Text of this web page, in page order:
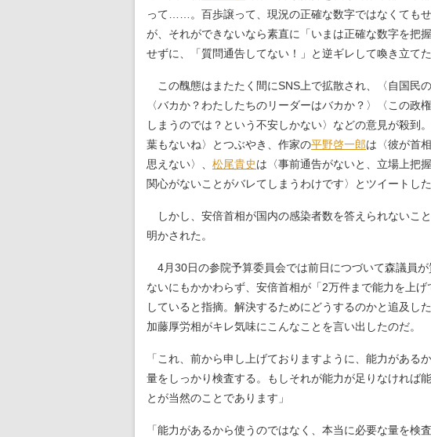
って……。百歩譲って、現況の正確な数字ではなくても
が、それができないなら素直に「いまは正確な数字を把
せずに、「質問通告してない！」と逆ギレして喚き立てた
この醜態はまたたく間にSNS上で拡散され、〈自国民
〈バカか？わたしたちのリーダーはバカか？〉〈この政
しまうのでは？という不安しかない〉などの意見が殺到
葉もないね〉とつぶやき、作家の平野啓一郎は〈彼が首
思えない〉、 松尾貴史は〈事前通告がないと、立場上把
関心がないことがバレてしまうわけです〉とツイートし
しかし、安倍首相が国内の感染者数を答えられないこ
明かされた。
4月30日の参院予算委員会では前日につづいて森議員
ないにもかかわらず、安倍首相が「2万件まで能力を上
していると指摘。解決するためにどうするのかと追及し
加藤厚労相がキレ気味にこんなことを言い出したのだ。
「これ、前から申し上げておりますように、能力がある
量をしっかり検査する。もしそれが能力が足りなけれ
とが当然のことであります」
「能力があるから使うのではなく、本当に必要な量を検